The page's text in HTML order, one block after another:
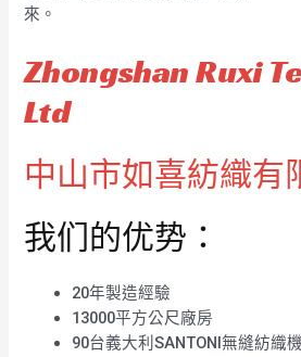
來。
Zhongshan Ruxi
Ltd
中山市如喜紡織有
我们的优势：
20年製造經驗
13000平方公尺廠房
90台義大利SANTONI無縫紡織機